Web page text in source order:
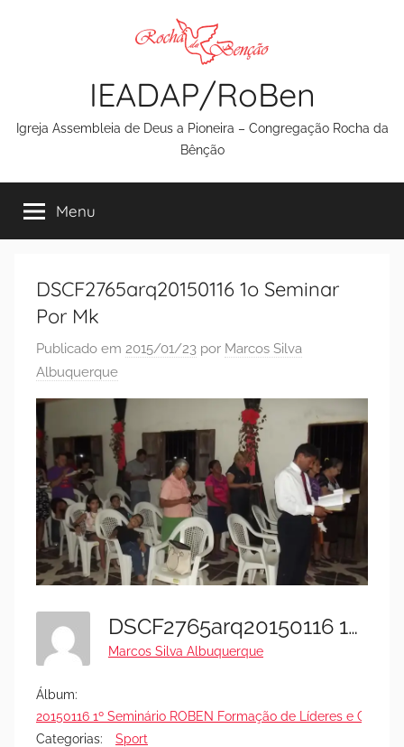
IEADAP/RoBen
Igreja Assembleia de Deus a Pioneira – Congregação Rocha da
Bênção
Menu
DSCF2765arq20150116 1o Seminar
Por Mk
Publicado em 2015/01/23 por Marcos Silva
Albuquerque
DSCF2765arq20150116 1o Seminar Por Mk
Marcos Silva Albuquerque
Álbum:
20150116 1º Seminário ROBEN Formação de Líderes e
Categorias:
Sport